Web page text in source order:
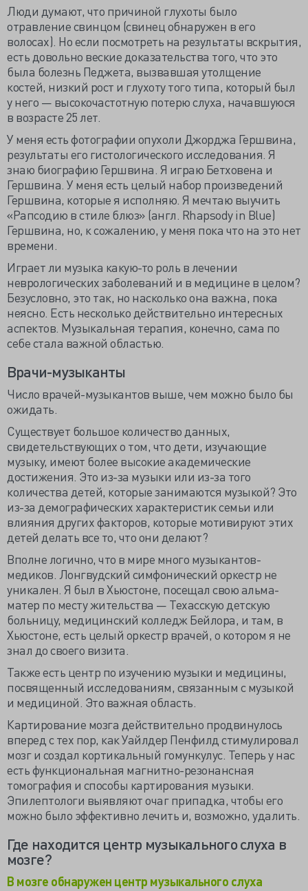
Люди думают, что причиной глухоты было
отравление свинцом (свинец обнаружен в его
волосах). Но если посмотреть на результаты вскрытия,
есть довольно веские доказательства того, что это
была болезнь Педжета, вызвавшая утолщение
костей, низкий рост и глухоту того типа, который был
у него — высокочастотную потерю слуха, начавшуюся
в возрасте 25 лет.
У меня есть фотографии опухоли Джорджа Гершвина,
результаты его гистологического исследования. Я
знаю биографию Гершвина. Я играю Бетховена и
Гершвина. У меня есть целый набор произведений
Гершвина, которые я исполняю. Я мечтаю выучить
«Рапсодию в стиле блюз» (англ. Rhapsody in Blue)
Гершвина, но, к сожалению, у меня пока что на это нет
времени.
Играет ли музыка какую-то роль в лечении
неврологических заболеваний и в медицине в целом?
Безусловно, это так, но насколько она важна, пока
неясно. Есть несколько действительно интересных
аспектов. Музыкальная терапия, конечно, сама по
себе стала важной областью.
Врачи-музыканты
Число врачей-музыкантов выше, чем можно было бы
ожидать.
Существует большое количество данных,
свидетельствующих о том, что дети, изучающие
музыку, имеют более высокие академические
достижения. Это из-за музыки или из-за того
количества детей, которые занимаются музыкой? Это
из-за демографических характеристик семьи или
влияния других факторов, которые мотивируют этих
детей делать все то, что они делают?
Вполне логично, что в мире много музыкантов-
медиков. Лонгвудский симфонический оркестр не
уникален. Я был в Хьюстоне, посещал свою альма-
матер по месту жительства — Техасскую детскую
больницу, медицинский колледж Бейлора, и там, в
Хьюстоне, есть целый оркестр врачей, о котором я не
знал до своего визита.
Также есть центр по изучению музыки и медицины,
посвященный исследованиям, связанным с музыкой
и медициной. Это важная область.
Картирование мозга действительно продвинулось
вперед с тех пор, как Уайлдер Пенфилд стимулировал
мозг и создал кортикальный гомункулус. Теперь у нас
есть функциональная магнитно-резонансная
томография и способы картирования музыки.
Эпилептологи выявляют очаг припадка, чтобы его
можно было эффективно лечить и, возможно, удалить.
Где находится центр музыкального слуха в
мозге?
В мозге обнаружен центр музыкального слуха